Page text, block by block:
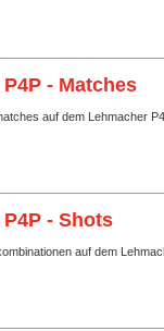
- Matches
auf dem Lehmacher
- Shots
auf dem